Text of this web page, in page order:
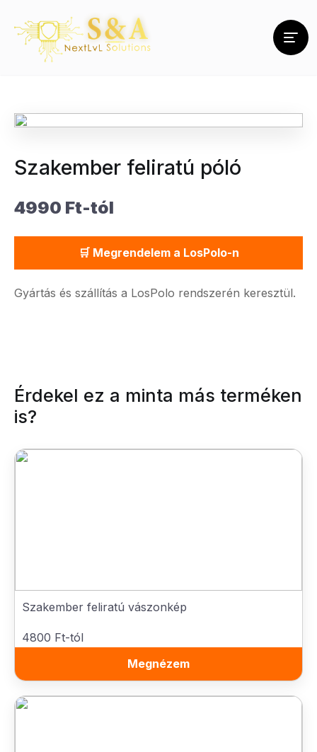
Szakember feliratú póló
4990 Ft-tól
🛒 Megrendelem a LosPolo-n
Gyártás és szállítás a LosPolo rendszerén keresztül.
Érdekel ez a minta más terméken
is?
Szakember feliratú vászonkép
4800 Ft-tól
Megnézem